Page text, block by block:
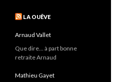
LA OUÊVE
Arnaud Vallet
Que dire… à part bonne
retraite Arnaud
Mathieu Gayet